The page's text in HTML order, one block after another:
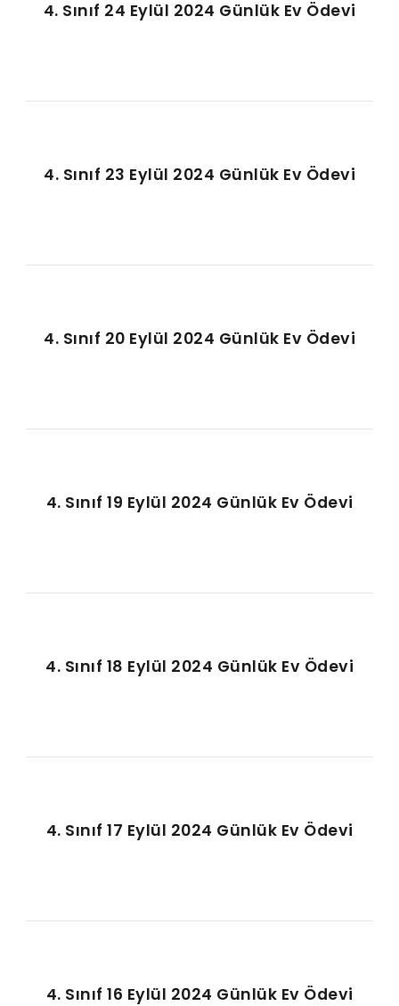
4. Sınıf 24 Eylül 2024 Günlük Ev Ödevi
4. Sınıf 23 Eylül 2024 Günlük Ev Ödevi
4. Sınıf 20 Eylül 2024 Günlük Ev Ödevi
4. Sınıf 19 Eylül 2024 Günlük Ev Ödevi
4. Sınıf 18 Eylül 2024 Günlük Ev Ödevi
4. Sınıf 17 Eylül 2024 Günlük Ev Ödevi
4. Sınıf 16 Eylül 2024 Günlük Ev Ödevi